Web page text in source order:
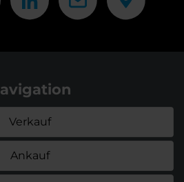
Verkauf
Ankauf